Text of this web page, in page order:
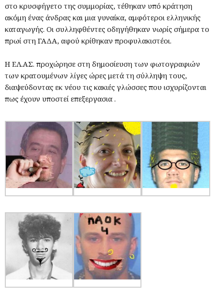
στο κρυσφήγετο της συμμορίας, τέθηκαν υπό κράτηση
ακόμη ένας άνδρας και μια γυναίκα, αμφότεροι ελληνικής
καταγωγής. Οι συλληφθέντες οδηγήθηκαν νωρίς σήμερα το
πρωί στη ΓΑΔΑ, αφού κρίθηκαν προφυλακιστέοι.
Η ΕΛ.ΑΣ. προχώρησε στη δημοσίευση των φωτογραφιών
των κρατουμένων λίγες ώρες μετά τη σύλληψη τους,
διαψεύδοντας εκ νέου τις κακιές γλώσσες που ισχυρίζονται
πως έχουν υποστεί επεξεργασια .